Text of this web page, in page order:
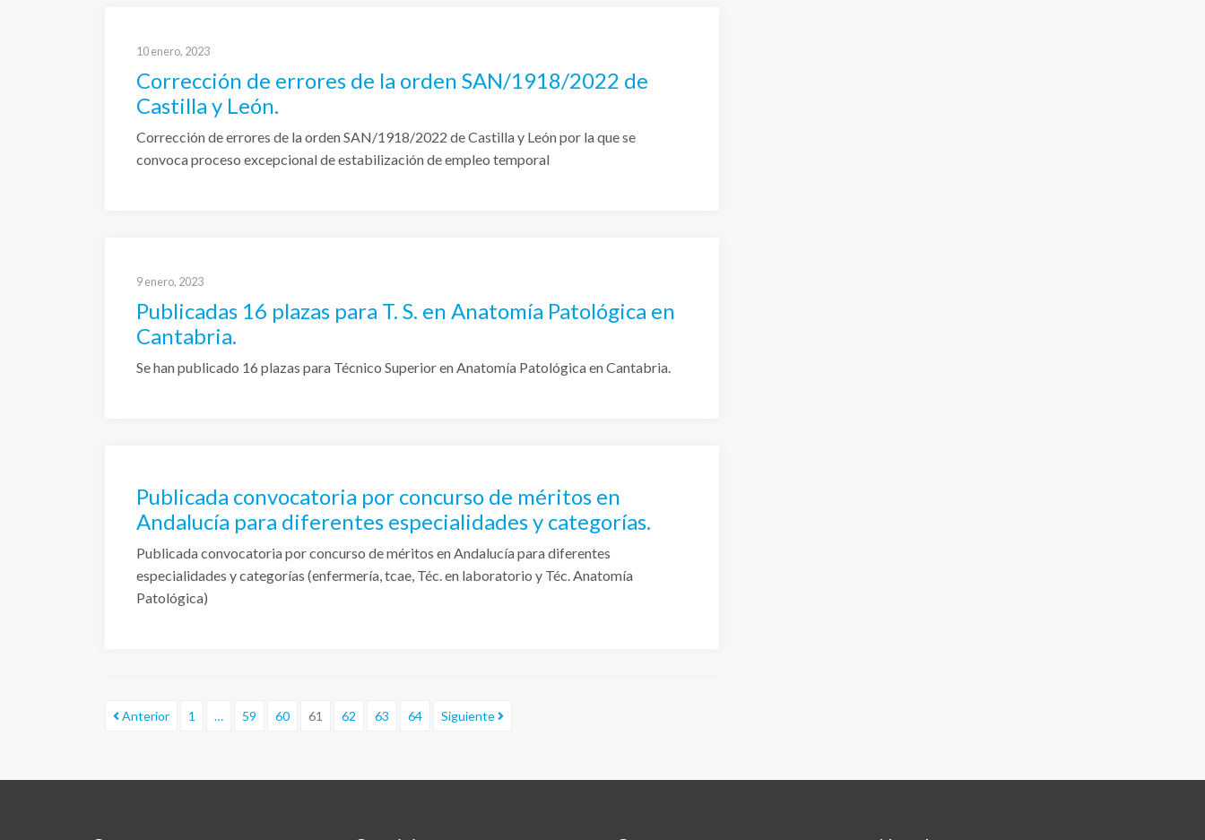
10 enero, 2023
Corrección de errores de la orden SAN/1918/2022 de
Castilla y León.
Corrección de errores de la orden SAN/1918/2022 de Castilla y León por la que se
convoca proceso excepcional de estabilización de empleo temporal
9 enero, 2023
Publicadas 16 plazas para T. S. en Anatomía Patológica en
Cantabria.
Se han publicado 16 plazas para Técnico Superior en Anatomía Patológica en Cantabria.
Publicada convocatoria por concurso de méritos en
Andalucía para diferentes especialidades y categorías.
Publicada convocatoria por concurso de méritos en Andalucía para diferentes
especialidades y categorías (enfermería, tcae, Téc. en laboratorio y Téc. Anatomía
Patológica)
Anterior 1 … 59 60 61 62 63 64 Siguiente